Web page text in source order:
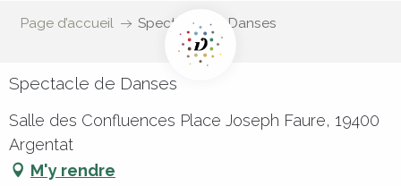
Page d’accueil Spectacle de Danses
Spectacle de Danses
Salle des Confluences Place Joseph Faure, 19400
Argentat
M'y rendre